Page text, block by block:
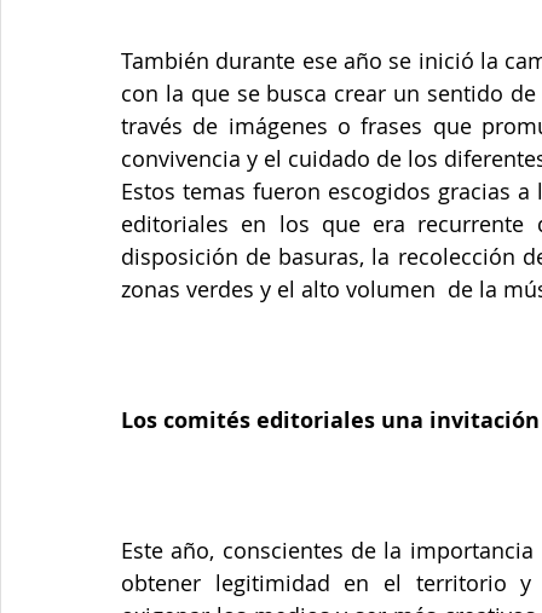
También durante ese año se inició la
con la que se busca crear un sentido
través de imágenes o frases que
convivencia y el cuidado de los
Estos temas fueron escogidos gracias
editoriales en los que era
disposición de basuras, la recolección
zonas verdes y el alto volumen  de la
Los comités editoriales una
Este año, conscientes de la
obtener legitimidad en el territorio